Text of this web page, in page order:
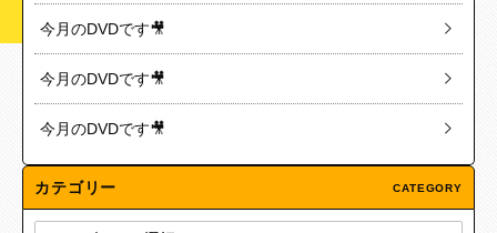
今月のDVDです🎥
今月のDVDです🎥
今月のDVDです🎥
カテゴリー CATEGORY